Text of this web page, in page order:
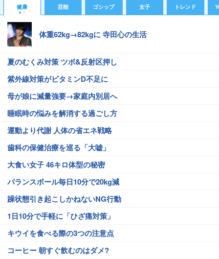
健康 芸能 ゴシップ 女子 トレンド
体重62kg→82kgに 寺田心の生活
夏のむくみ対策 ツボ&反射区押し
紫外線対策がビタミンD不足に
母が娘に減量強要→家庭内別居へ
睡眠時の悩みを解消する過ごし方
運動より代謝 人体の省エネ戦略
歯科の保健治療を巡る「大嘘」
大食い女子 46キロ体型の秘密
バランスボール毎日10分で20kg減
躁状態引き起こしかねないNG行動
1日10分で手軽に「ひざ痛対策」
キウイを食べる際の3つの注意点
コーヒー 朝すぐ飲むのはダメ?